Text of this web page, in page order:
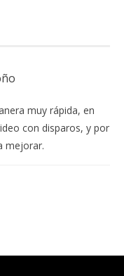
muy rápida, en
con disparos, y por
mejorar.